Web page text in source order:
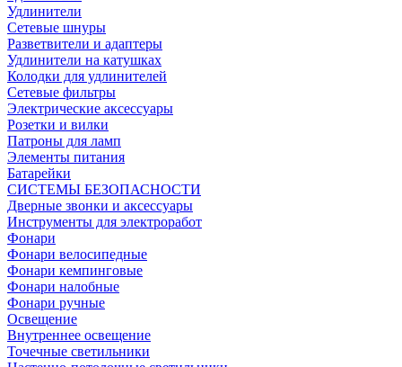
Удлинители
Сетевые шнуры
Разветвители и адаптеры
Удлинители на катушках
Колодки для удлинителей
Сетевые фильтры
Электрические аксессуары
Розетки и вилки
Патроны для ламп
Элементы питания
Батарейки
СИСТЕМЫ БЕЗОПАСНОСТИ
Дверные звонки и аксессуары
Инструменты для электроработ
Фонари
Фонари велосипедные
Фонари кемпинговые
Фонари налобные
Фонари ручные
Освещение
Внутреннее освещение
Точечные светильники